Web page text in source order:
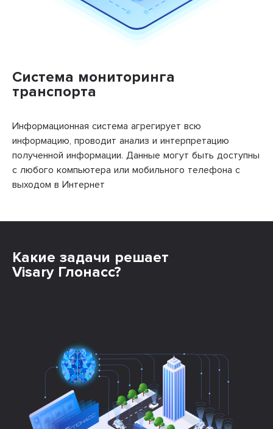
Информационная система агрегирует всю
информацию, проводит анализ и интерпретацию
полученной информации. Данные могут быть доступны
с любого компьютера или мобильного телефона с
выходом в Интернет
Система мониторинга
транспорта
Какие задачи решает
Visary Глонасс?